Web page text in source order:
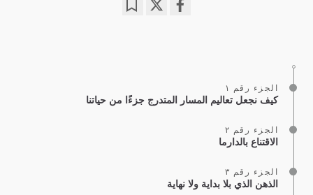
الجزء رقم ١
كيف نجعل تعاليم المسار المتدرج جزءًا من حياتنا
الجزء رقم ٢
الاقتناع بالدارما
الجزء رقم ٣
الذهن الذي بلا بداية ولا نهاية